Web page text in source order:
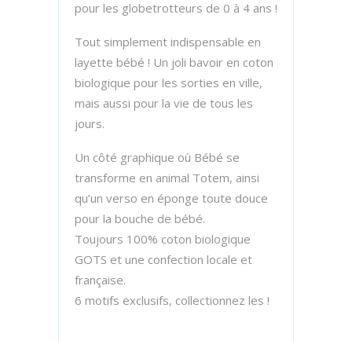
pour les globetrotteurs de 0 à 4 ans !
Tout simplement indispensable en
layette bébé ! Un joli bavoir en coton
biologique pour les sorties en ville,
mais aussi pour la vie de tous les
jours.
Un côté graphique où Bébé se
transforme en animal Totem, ainsi
qu’un verso en éponge toute douce
pour la bouche de bébé.
Toujours 100% coton biologique
GOTS et une confection locale et
française.
6 motifs exclusifs, collectionnez les !